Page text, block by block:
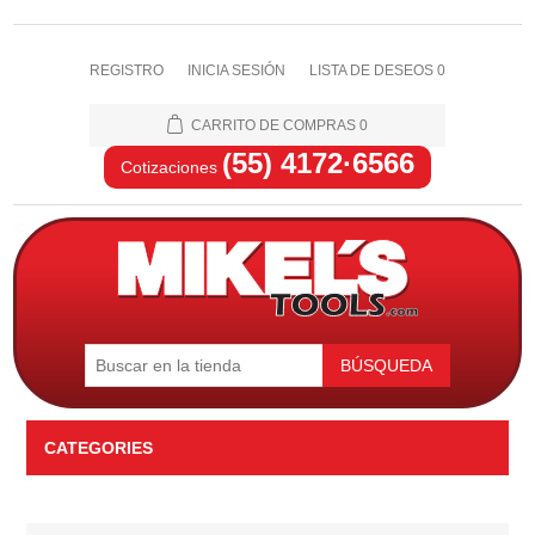
REGISTRO INICIA SESIÓN LISTA DE DESEOS 0
CARRITO DE COMPRAS 0
Cotizaciones (55) 4172·6566
BÚSQUEDA
CATEGORIES